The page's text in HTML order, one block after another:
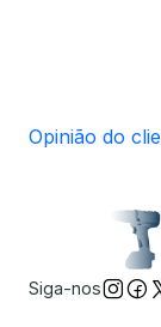
Opinião do
Siga-nos